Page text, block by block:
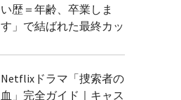
い歴＝年齢、卒業しま
す」で結ばれた最終カッ
Netflixドラマ「捜索者の
血」完全ガイド｜キャス